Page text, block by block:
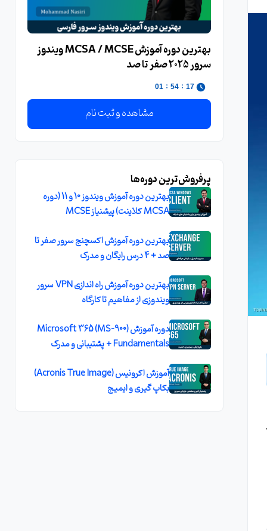
بهترین دوره آموزش MCSA / MCSE ویندوز
سرور 2025 صفر تا صد
17
:
54
:
00
مشاهده و ثبت نام
پرفروش‌ترین دوره‌ها
بهترین دوره آموزش ویندوز 10 و 11 (دوره
MCSA کلاینت) پیشنیاز MCSE
بهترین دوره آموزش اکسچنج سرور صفر تا
صد + 4 درس رایگان و مدرک
بهترین دوره آموزش راه اندازی VPN سرور
ویندوزی از مفاهیم تا کارگاه
دوره آموزش (MS-900) Microsoft 365
Fundamentals + پشتیبانی و مدرک
آموزش اکرونیس (Acronis True Image)
بکاپ گیری و ایمیج